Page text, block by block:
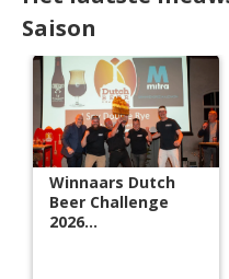
Saison
Winnaars Dutch
Beer Challenge
2026